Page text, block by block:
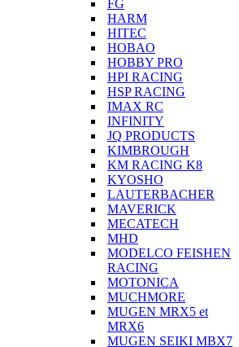
FG
HARM
HITEC
HOBAO
HOBBY PRO
HPI RACING
HSP RACING
IMAX RC
INFINITY
JQ PRODUCTS
KIMBROUGH
KM RACING K8
KYOSHO
LAUTERBACHER
MAVERICK
MECATECH
MHD
MODELCO FEISHEN
RACING
MOTONICA
MUCHMORE
MUGEN MRX5 et
MRX6
MUGEN SEIKI MBX7